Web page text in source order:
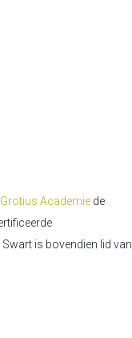
Grotius Academie de
Swart is bovendien lid van